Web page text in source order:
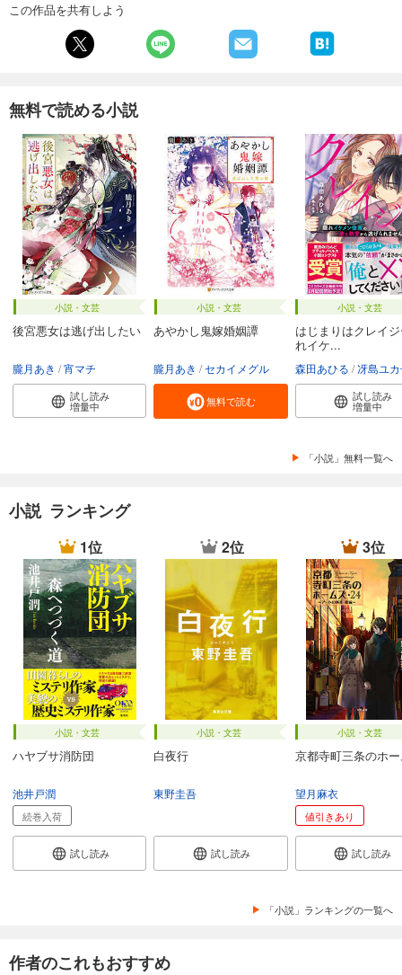
この作品を共有しよう
無料で読める小説
小説・文芸
後宮悪女は逃げ出したい
朧月あき 宵マチ
試し読み
増量中
小説・文芸
あやかし鬼嫁婚姻譚
朧月あき セカイメグル
無料で読む
小説・文芸
はじまりはクレイ
れイケ...
森田あひる 冴島ユ
試し読み
増量中
「小説」無料一覧へ
小説 ランキング
1位
小説・文芸
ハヤブサ消防団
池井戸潤
続巻入荷
試し読み
2位
小説・文芸
白夜行
東野圭吾
試し読み
3位
小説・文芸
京都寺町三条のホ
望月麻衣
値引きあり
試し読み
「小説」ランキングの一覧へ
作者のこれもおすすめ